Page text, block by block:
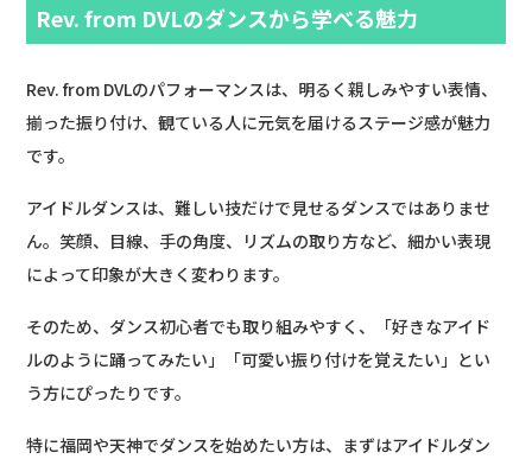
Rev. from DVLのダンスから学べる魅力
Rev. from DVLのパフォーマンスは、明るく親しみやすい表情、
揃った振り付け、観ている人に元気を届けるステージ感が魅力
です。
アイドルダンスは、難しい技だけで見せるダンスではありませ
ん。笑顔、目線、手の角度、リズムの取り方など、細かい表現
によって印象が大きく変わります。
そのため、ダンス初心者でも取り組みやすく、「好きなアイド
ルのように踊ってみたい」「可愛い振り付けを覚えたい」とい
う方にぴったりです。
特に福岡や天神でダンスを始めたい方は、まずはアイドルダン